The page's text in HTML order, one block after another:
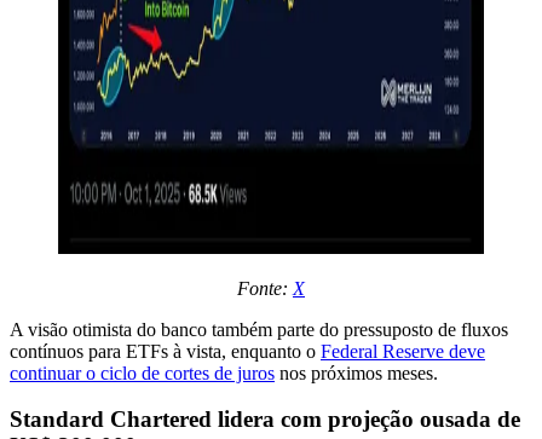
Fonte: X
A visão otimista do banco também parte do pressuposto de fluxos
contínuos para ETFs à vista, enquanto o Federal Reserve deve
continuar o ciclo de cortes de juros nos próximos meses.
Standard Chartered lidera com projeção ousada de